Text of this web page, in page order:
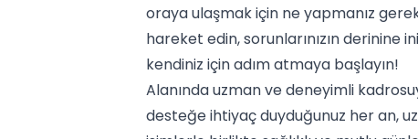
oraya ulaşmak için ne yapmanız
hareket edin, sorunlarınızın derinine
kendiniz için adım atmaya başlayın!
Alanında uzman ve deneyimli
desteğe ihtiyaç duyduğunuz her an,